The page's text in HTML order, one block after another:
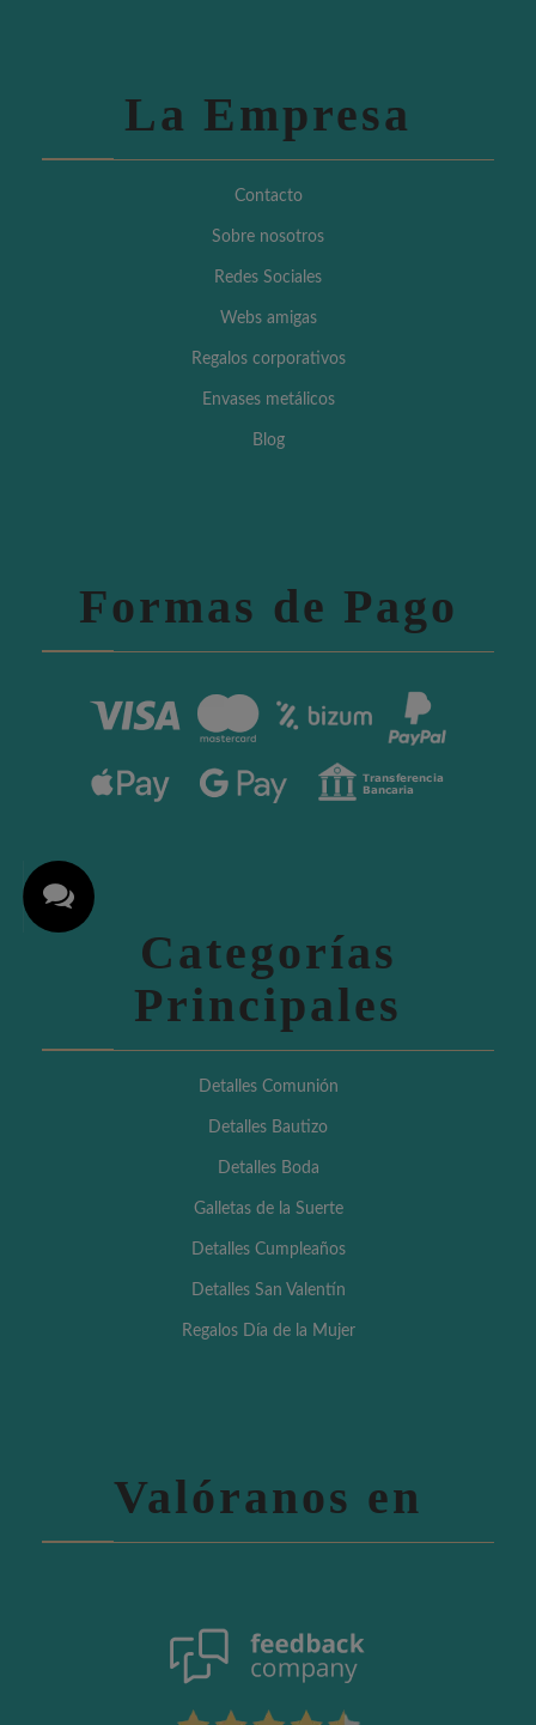
La Empresa
Contacto
Sobre nosotros
Redes Sociales
Webs amigas
Regalos corporativos
Envases metálicos
Blog
Formas de Pago
Categorías
Principales
Detalles Comunión
Detalles Bautizo
Detalles Boda
Galletas de la Suerte
Detalles Cumpleaños
Detalles San Valentín
Regalos Día de la Mujer
Valóranos en